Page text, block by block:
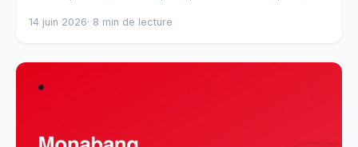
14 juin 2026· 8 min de lecture